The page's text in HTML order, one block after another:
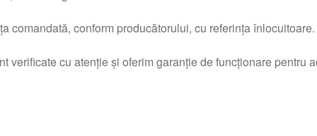
comandată, conform producătorului, cu referința înlocuitoare.
verificate cu atenție și oferim garanție de funcționare pentru